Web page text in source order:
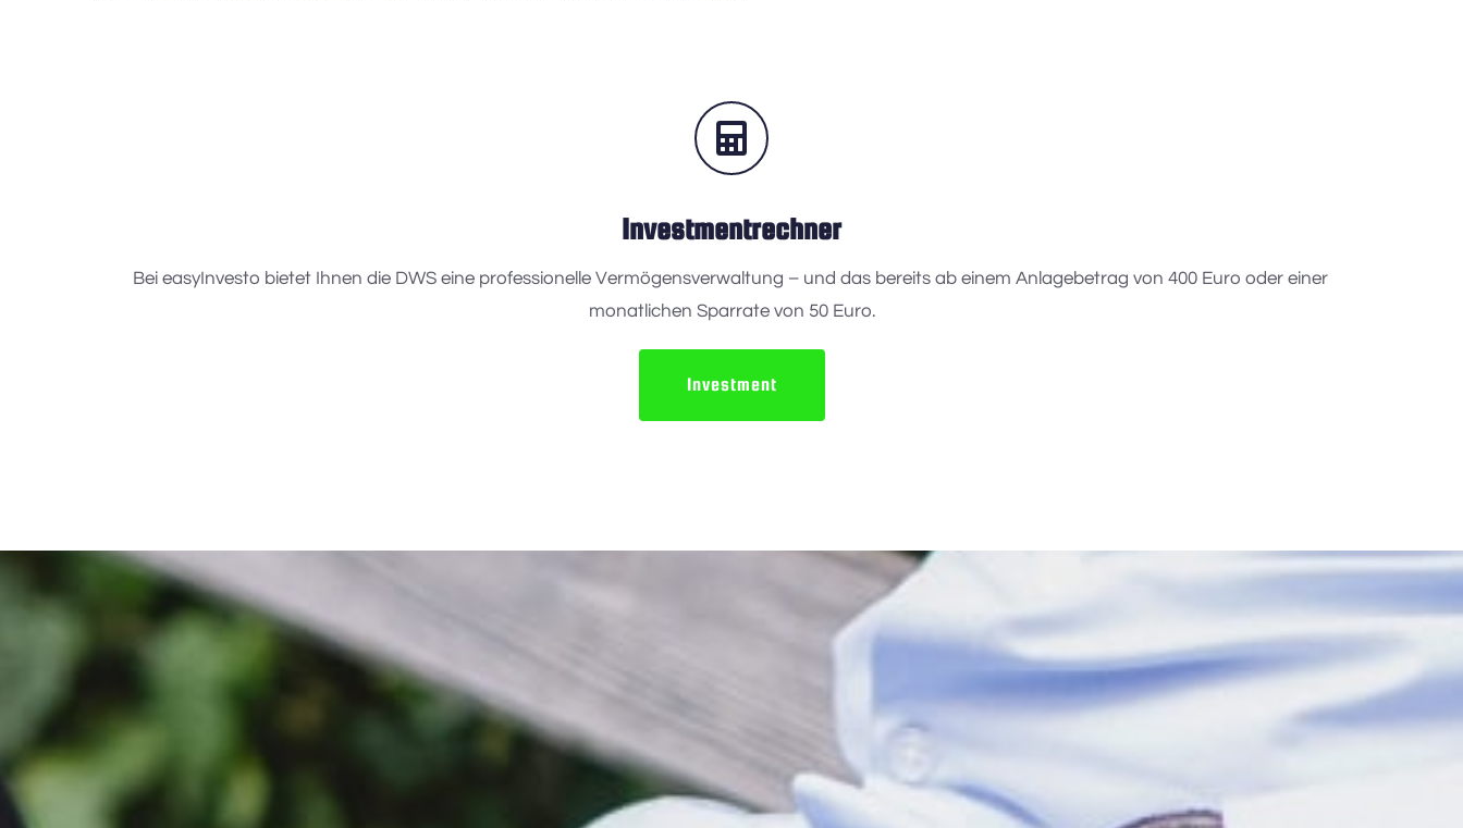
Investmentrechner
Bei easyInvesto bietet Ihnen die DWS eine professionelle Vermögensverwaltung – und das bereits ab einem Anlagebetrag von 400 Euro oder einer
monatlichen Sparrate von 50 Euro.
Investment